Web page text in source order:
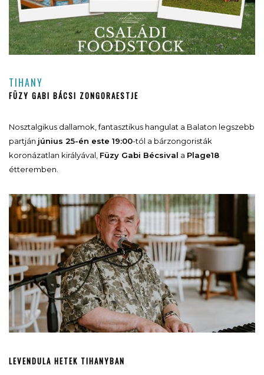
TIHANY
FÜZY GABI BÁCSI ZONGORAESTJE
Nosztalgikus dallamok, fantasztikus hangulat a Balaton legszebb
partján június 25-én este 19:00-tól a bárzongoristák
koronázatlan királyával, Füzy Gabi Bécsival a Plage18
étteremben.
LEVENDULA HETEK TIHANYBAN